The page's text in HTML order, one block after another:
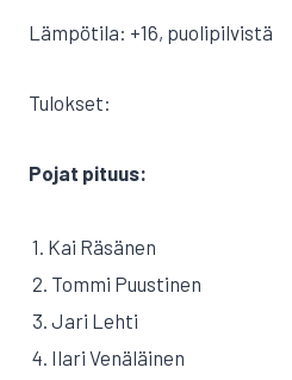
Lämpötila: +16, puolipilvistä
Tulokset:
Pojat pituus:
1. Kai Räsänen
2. Tommi Puustinen
3. Jari Lehti
4. Ilari Venäläinen